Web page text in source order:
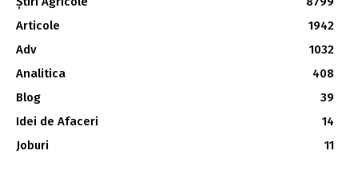
Articole
1942
Adv
1032
Analitica
408
Blog
39
Idei de Afaceri
14
Joburi
11